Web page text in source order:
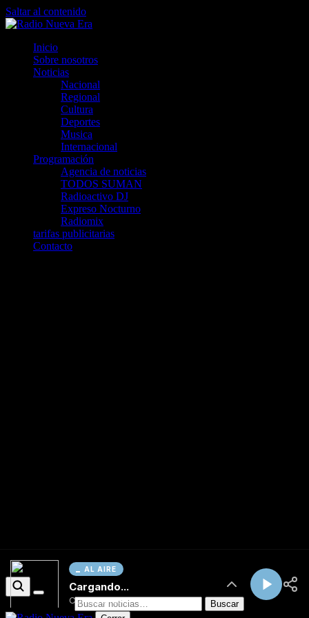
AL AIRE
Cargando...
Conectando...